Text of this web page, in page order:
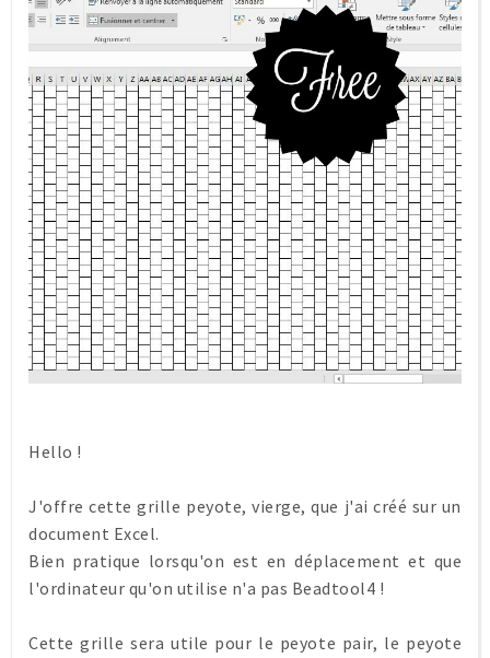
Hello !
J'offre cette grille peyote, vierge, que j'ai créé sur un
document Excel.
Bien pratique lorsqu'on est en déplacement et que
l'ordinateur qu'on utilise n'a pas Beadtool4 !
Cette grille sera utile pour le peyote pair, le peyote